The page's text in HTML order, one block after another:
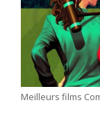
Meilleurs films